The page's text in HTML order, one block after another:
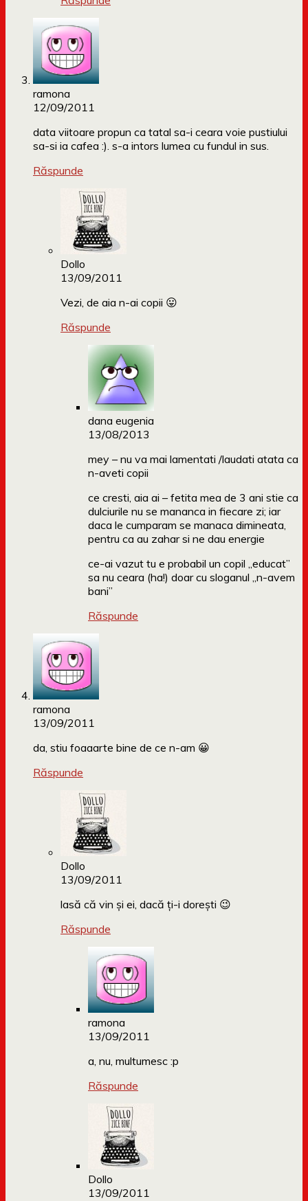
ramona
12/09/2011
data viitoare propun ca tatal sa-i ceara voie pustiului
sa-si ia cafea :). s-a intors lumea cu fundul in sus.
Răspunde
Dollo
13/09/2011
Vezi, de aia n-ai copii 😛
Răspunde
dana eugenia
13/08/2013
mey – nu va mai lamentati /laudati atata ca
n-aveti copii
ce cresti, aia ai – fetita mea de 3 ani stie ca
dulciurile nu se mananca in fiecare zi; iar
daca le cumparam se manaca dimineata,
pentru ca au zahar si ne dau energie
ce-ai vazut tu e probabil un copil „educat”
sa nu ceara (ha!) doar cu sloganul „n-avem
bani”
Răspunde
ramona
13/09/2011
da, stiu foaaarte bine de ce n-am 😀
Răspunde
Dollo
13/09/2011
lasă că vin și ei, dacă ți-i dorești 😉
Răspunde
ramona
13/09/2011
a, nu, multumesc :p
Răspunde
Dollo
13/09/2011